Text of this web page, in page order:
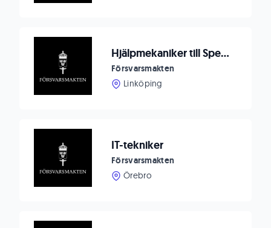
Hjälpmekaniker till Specialflygskvadron vid F 7
Försvarsmakten
Linköping
IT-tekniker
Försvarsmakten
Örebro